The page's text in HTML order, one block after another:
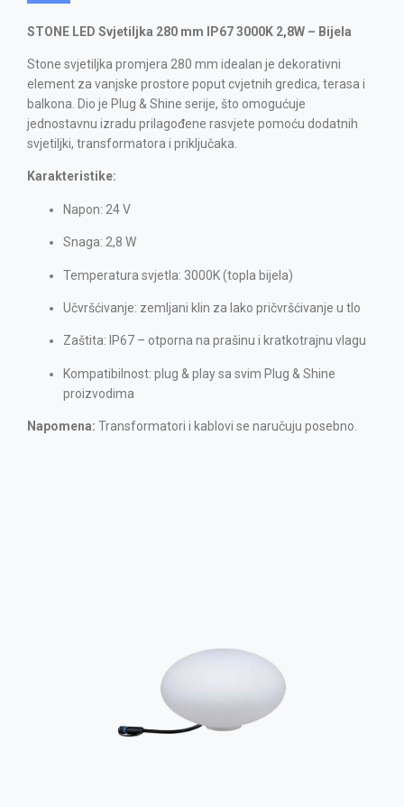
STONE LED Svjetiljka 280 mm IP67 3000K 2,8W – Bijela
Stone svjetiljka promjera 280 mm idealan je dekorativni
element za vanjske prostore poput cvjetnih gredica, terasa i
balkona. Dio je Plug & Shine serije, što omogućuje
jednostavnu izradu prilagođene rasvjete pomoću dodatnih
svjetiljki, transformatora i priključaka.
Karakteristike:
Napon: 24 V
Snaga: 2,8 W
Temperatura svjetla: 3000K (topla bijela)
Učvršćivanje: zemljani klin za lako pričvršćivanje u tlo
Zaštita: IP67 – otporna na prašinu i kratkotrajnu vlagu
Kompatibilnost: plug & play sa svim Plug & Shine
proizvodima
Napomena: Transformatori i kablovi se naručuju posebno.